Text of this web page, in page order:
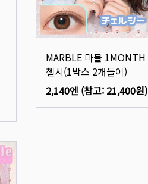
MARBLE 마블 1MONTH
첼시(1박스 2개들이)
2,140엔(참고: 21,400원)